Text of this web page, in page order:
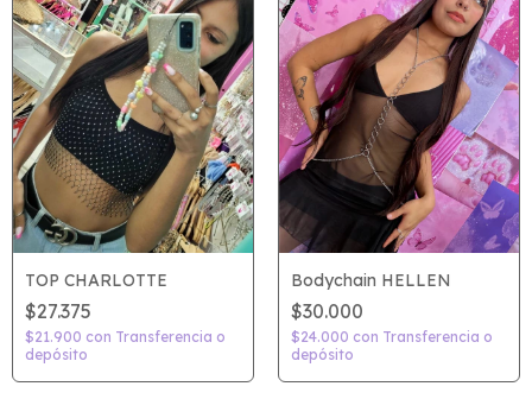
TOP CHARLOTTE
$27.375
$21.900 con Transferencia o
depósito
Bodychain HELLEN
$30.000
$24.000 con Transferencia o
depósito